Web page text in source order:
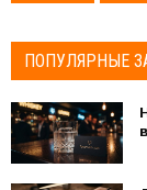
ПОПУЛЯРНЫЕ